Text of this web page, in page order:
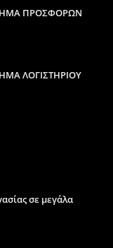
ΠΡΟΣΦΟΡΩΝ
ΛΟΓΙΣΤΗΡΙΟΥ
σε μεγάλα